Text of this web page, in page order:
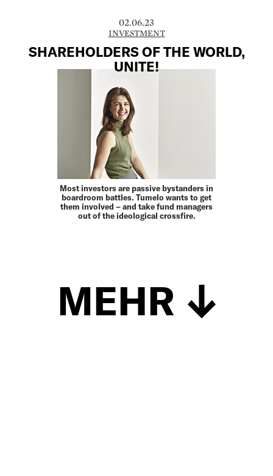
02.06.23
INVESTMENT
SHAREHOLDERS OF THE WORLD,
UNITE!
Most investors are passive bystanders in
boardroom battles. Tumelo wants to get
them involved – and take fund managers
out of the ideological crossfire.
MEHR